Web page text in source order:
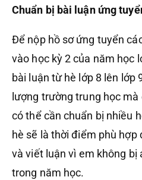
Chuẩn bị bài luận ứng
Để nộp hồ sơ ứng tuyển
vào học kỳ 2 của năm học
bài luận từ hè lớp 8 lên lớp
lượng trường trung học
có thể cần chuẩn bị nhiều
hè sẽ là thời điểm phù
và viết luận vì em không bị
trong năm học.